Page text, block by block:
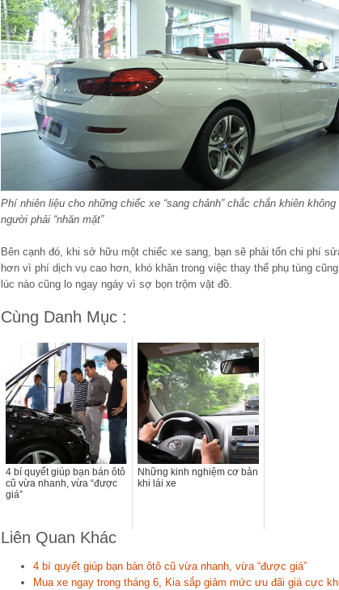
Phí nhiên liệu cho những chiếc xe “sang chảnh” chắc chắn khiên
người phải “nhăn mặt”
Bên cạnh đó, khi sở hữu một chiếc xe sang, bạn sẽ phải tốn chi phí
hơn vì phí dịch vụ cao hơn, khó khăn trong việc thay thế phụ tùng
lúc nào cũng lo ngay ngáy vì sợ bọn trộm vặt đồ.
Cùng Danh Mục :
4 bí quyết giúp bạn bán ôtô
cũ vừa nhanh, vừa “được
giá”
Những kinh nghiệm cơ bản
khi lái xe
Liên Quan Khác
4 bí quyết giúp bạn bán ôtô cũ vừa nhanh, vừa “được giá”
Mua xe ngay trong tháng 6, Kia sắp giảm mức ưu đãi giá cực